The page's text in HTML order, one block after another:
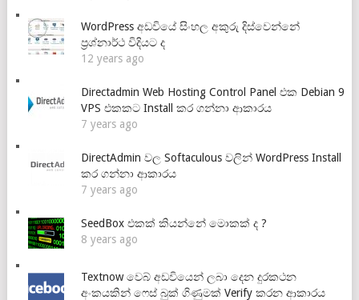
WordPress අඩවියේ සිංහල අකුරු දිස්වෙන්නේ
ප්‍රශ්නාර්ථ විදියට ද
12 years ago
Directadmin Web Hosting Control Panel එක Debian 9
VPS එකකට Install කර ගන්නා ආකාරය
7 years ago
DirectAdmin වල Softaculous වලින් WordPress Install
කර ගන්නා ආකාරය
7 years ago
SeedBox එකක් කියන්නේ මොකක් ද ?
8 years ago
Textnow වෙබ් අඩවියෙන් ලබා දෙන දුරකථන
අංකයකින් ෆෙස් බුක් ගිණුමක් Verify කරන ආකාරය